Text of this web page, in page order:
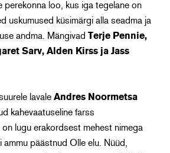
perekonna loo, kus iga tegelane on
uskumused küsimärgi alla seadma ja
andma. Mängivad Terje Pennie,
Sarv, Alden Kirss ja Jass
lavale Andres Noormetsa
kahevaatuseline farss
on lugu erakordsest mehest nimega
ammu päästnud Olle elu. Nüüd,